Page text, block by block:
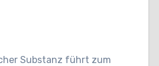
Substanz führt zum